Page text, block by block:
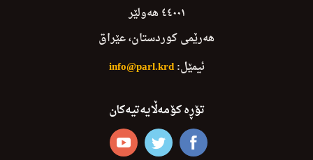
٤٤٠٠١ هەولێر
هەرێمی کوردستان، عێراق
ئیمێل:info@parl.krd
تۆڕە کۆمەڵایەتیەکان